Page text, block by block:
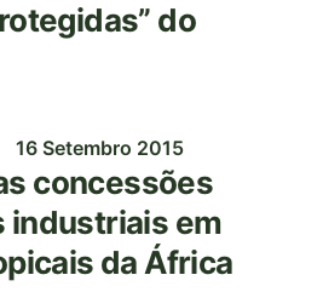
do
16 Setembro 2015
concessões
industriais em
da África